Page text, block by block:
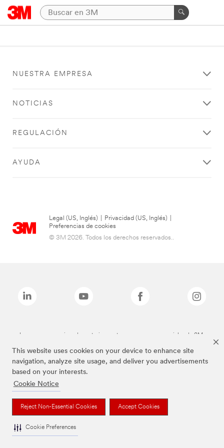
This website uses cookies on your device to enhance site
navigation, analyze site usage, and deliver you advertisements
based on your interests.
Cookie Notice
Reject Non-Essential Cookies Accept Cookies
Cookie Preferences
NUESTRA EMPRESA
NOTICIAS
REGULACIÓN
AYUDA
Legal (US, Inglés) Privacidad (US, Inglés)
Preferencias de cookies
© 3M 2026. Todos los derechos reservados..
Las marcas mencionadas anteriormente son marcas comerciales de 3M.